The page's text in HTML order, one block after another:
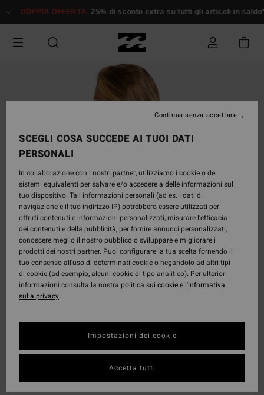
alle
prodotto
DOPPIA OFFERTA 25% di sconto extra su tutti gli articoli in
SCEGLI COSA SUCCEDE AI TUOI DATI
PERSONALI
In collaborazione con i nostri partner, utilizziamo i cookie o dei
sistemi equivalenti per salvare e/o accedere a delle informazioni sul
tuo dispositivo. Tali informazioni personali (ad es. i dati di
navigazione e il tuo indirizzo IP) potrebbero essere utilizzati per:
offrirti contenuti e informazioni personalizzati, misurare l’efficacia
dei contenuti e della pubblicità, per fornire annunci personalizzati,
conoscere meglio il nostro pubblico o sviluppare e migliorare i
prodotti dei nostri partner. Puoi configurare la tua scelta fornendo il
tuo consenso all’uso di determinati cookie o negandolo ad altri tipi
di cookie (ad esempio, alcuni cookie di tipo analitico). Per ulteriori
informazioni consulta la nostra politica sui cookiee l'informativa
sulla privacy.
Impostazioni dei cookie
Continua senza accettare
Accetta tutti